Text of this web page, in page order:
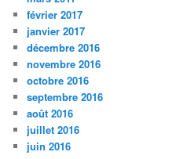
février 2017
janvier 2017
décembre 2016
novembre 2016
octobre 2016
septembre 2016
août 2016
juillet 2016
juin 2016